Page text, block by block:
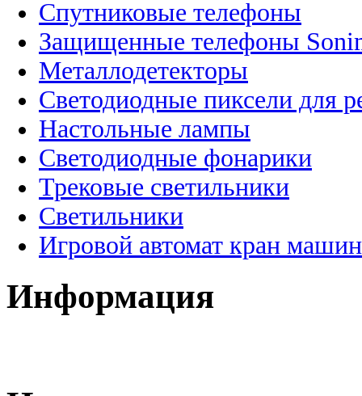
Спутниковые телефоны
Защищенные телефоны
Металлодетекторы
Светодиодные пиксели для
Настольные лампы
Светодиодные фонарики
Трековые светильники
Светильники
Игровой автомат кран
Информация